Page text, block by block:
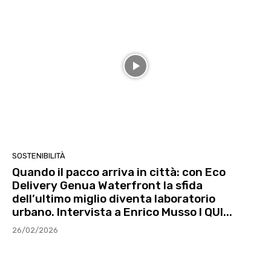
SOSTENIBILITÀ
Quando il pacco arriva in città: con Eco
Delivery Genua Waterfront la sfida
dell’ultimo miglio diventa laboratorio
urbano. Intervista a Enrico Musso l QUI...
26/02/2026